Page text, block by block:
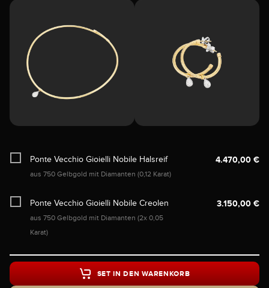
Ponte Vecchio Gioielli Nobile Halsreif
aus 750 Gelbgold mit Diamanten (0,12 Karat)
4.470,00 €
Ponte Vecchio Gioielli Nobile Creolen
aus 750 Gelbgold mit Diamanten (2x 0,05
Karat)
3.150,00 €
SET IN DEN WARENKORB